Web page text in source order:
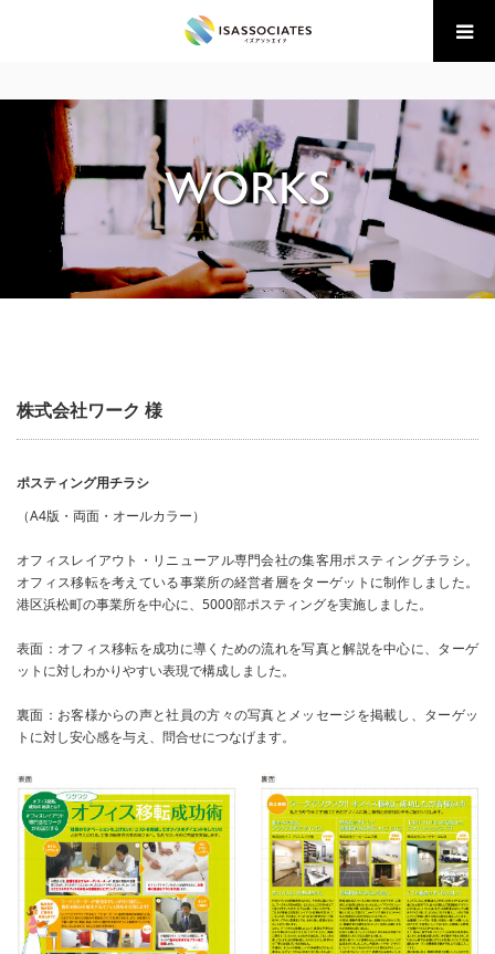
制作事例 株式会社ワーク 様
WORKS
株式会社ワーク 様
ポスティング用チラシ
（A4版・両面・オールカラー）
オフィスレイアウト・リニューアル専門会社の集客用ポスティングチラシ。
オフィス移転を考えている事業所の経営者層をターゲットに制作しました。
港区浜松町の事業所を中心に、5000部ポスティングを実施しました。
表面：オフィス移転を成功に導くための流れを写真と解説を中心に、ターゲ
ットに対しわかりやすい表現で構成しました。
裏面：お客様からの声と社員の方々の写真とメッセージを掲載し、ターゲッ
トに対し安心感を与え、問合せにつなげます。